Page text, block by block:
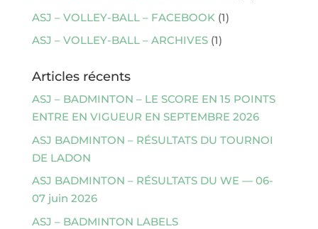
ASJ – VOLLEY-BALL – FACEBOOK(1)
ASJ – VOLLEY-BALL – ARCHIVES(1)
Articles récents
ASJ – BADMINTON – LE SCORE EN 15 POINTS
ENTRE EN VIGUEUR EN SEPTEMBRE 2026
ASJ BADMINTON – RÉSULTATS DU TOURNOI
DE LADON
ASJ BADMINTON – RÉSULTATS DU WE — 06-
07 juin 2026
ASJ – BADMINTON LABELS